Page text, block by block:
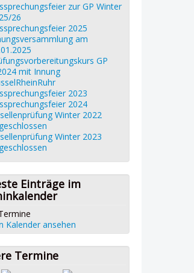
zur GP Winter
26
2025
am
GP
mit Innung
2023
2024
Winter 2022
Winter 2023
Einträge im
Kalender ansehen
Termine